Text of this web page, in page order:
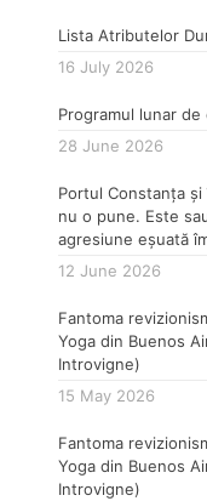
Lista Atributelor
16 July 2026
Programul lunar
28 June 2026
Portul Constanța
nu o pune. Este
agresiune eșuată
12 June 2026
Fantoma
Yoga din Buenos
Introvigne)
15 May 2026
Fantoma
Yoga din Buenos
Introvigne)